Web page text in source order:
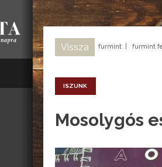
Vissza furmint furmint
ISZUNK
Mosolygós